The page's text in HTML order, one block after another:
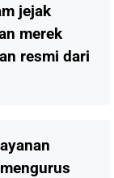
jejak
merek
resmi dari